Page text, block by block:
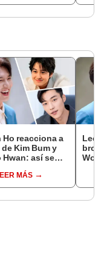
Ho reacciona a
Kim Bum y
Hwan: así se
MÁS
Lee
Woo